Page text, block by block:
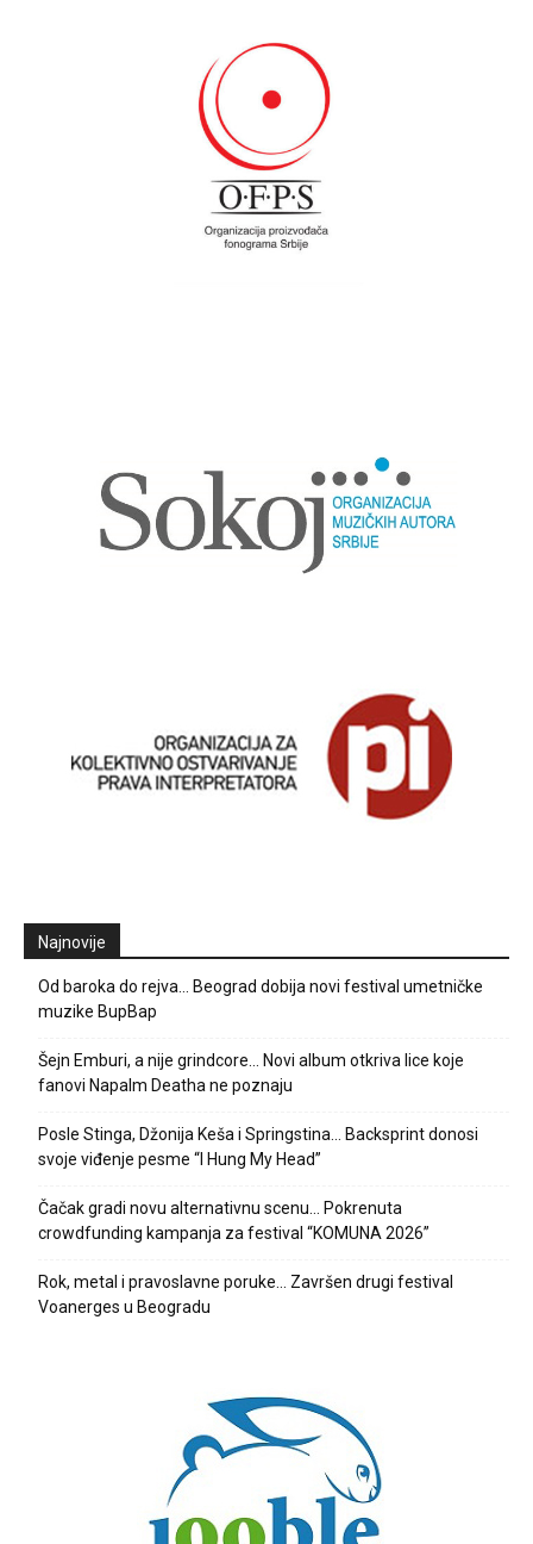
Najnovije
Od baroka do rejva… Beograd dobija novi festival umetničke
muzike BupBap
Šejn Emburi, a nije grindcore… Novi album otkriva lice koje
fanovi Napalm Deatha ne poznaju
Posle Stinga, Džonija Keša i Springstina… Backsprint donosi
svoje viđenje pesme “I Hung My Head”
Čačak gradi novu alternativnu scenu… Pokrenuta
crowdfunding kampanja za festival “KOMUNA 2026”
Rok, metal i pravoslavne poruke… Završen drugi festival
Voanerges u Beogradu